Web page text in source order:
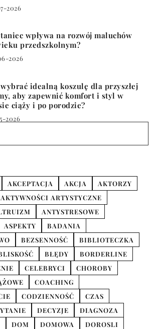
2026
wpływa na rozwój maluchów
przedszkolnym?
2026
idealną koszulę dla przyszłej
aby zapewnić komfort i styl w
ciąży i po porodzie?
2026
AKCEPTACJA AKCJA
AKTORZY
AKTYWNOŚCI ARTYSTYCZNE
ANTYSTRESOWE
ASPEKTY
BADANIA
BEZSENNOŚĆ
BIBLIOTECZKA
BŁĘDY
BORDERLINE
CELEBRYCI
CHOROBY
COACHING
CODZIENNOŚĆ
CZAS
DECYZJE
DIAGNOZA
DOM DOMOWA
DOROSLI